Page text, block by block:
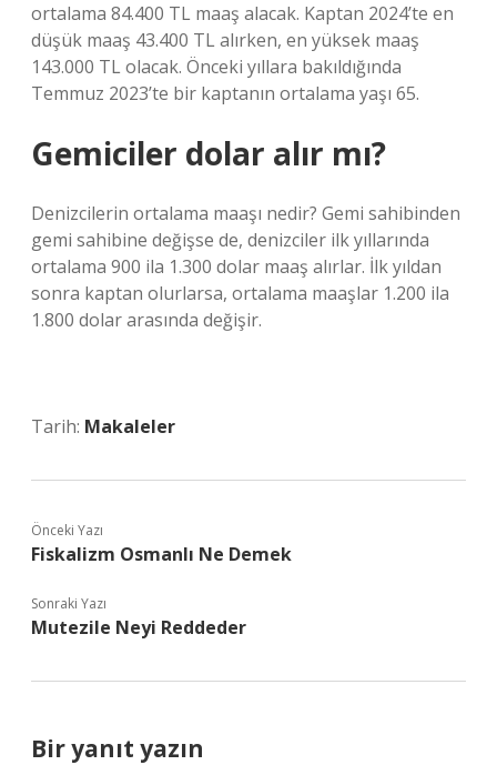
ortalama 84.400 TL maaş alacak. Kaptan 2024’te en
düşük maaş 43.400 TL alırken, en yüksek maaş
143.000 TL olacak. Önceki yıllara bakıldığında
Temmuz 2023’te bir kaptanın ortalama yaşı 65.
Gemiciler dolar alır mı?
Denizcilerin ortalama maaşı nedir? Gemi sahibinden
gemi sahibine değişse de, denizciler ilk yıllarında
ortalama 900 ila 1.300 dolar maaş alırlar. İlk yıldan
sonra kaptan olurlarsa, ortalama maaşlar 1.200 ila
1.800 dolar arasında değişir.
Tarih: Makaleler
Önceki Yazı
Fiskalizm Osmanlı Ne Demek
Sonraki Yazı
Mutezile Neyi Reddeder
Bir yanıt yazın